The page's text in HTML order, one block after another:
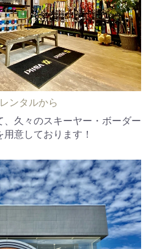
ンタルから
久々のスキーヤー・ボーダー
意しております！